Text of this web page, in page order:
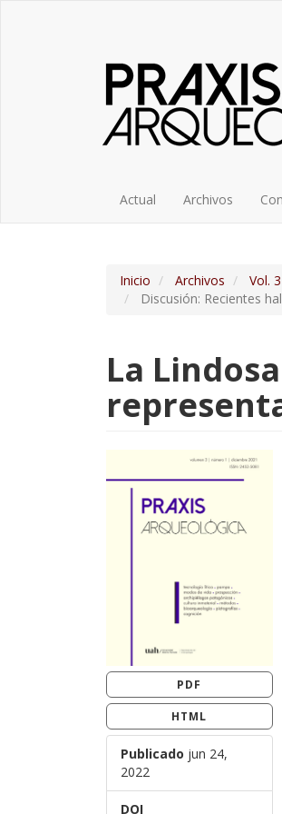
Actual Archivos
Inicio Archivos
Vol.
Discusión: Recientes
La
PDF
HTML
Publicado jun 24,
2022
DOI